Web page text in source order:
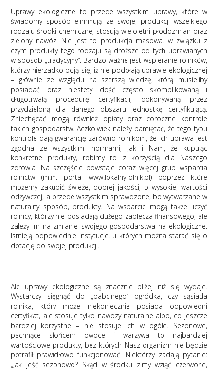
Uprawy ekologiczne to przede wszystkim uprawy, które w
świadomy sposób eliminują ze swojej produkcji wszelkiego
rodzaju środki chemiczne, stosują wieloletni płodozmian oraz
zielony nawóz. Nie jest to produkcja masowa, w związku z
czym produkty tego rodzaju są droższe od tych uprawianych
w sposób „tradycyjny”. Bardzo ważne jest wspieranie rolników,
którzy nierzadko boją się, iż nie podołają uprawie ekologicznej
– głównie ze względu na szerszą wiedzę, którą musieliby
posiadać oraz niestety dość często skomplikowaną i
długotrwałą procedurę certyfikacji, dokonywaną przez
przydzieloną dla danego obszaru jednostkę certyfikującą.
Zniechęcać mogą również opłaty oraz coroczne kontrole
takich gospodarstw. Aczkolwiek należy pamiętać, że tego typu
kontrole dają gwarancję zarówno rolnikom, że ich uprawa jest
zgodna ze wszystkimi normami, jak i Nam, że kupując
konkretne produkty, robimy to z korzyścią dla Naszego
zdrowia. Na szczęście powstaje coraz więcej grup wsparcia
rolnictw (m.in. portal www.lokalnyrolnik.pl) poprzez które
możemy zakupić świeże, dobrej jakości, o wysokiej wartości
odżywczej, a przede wszystkim sprawdzone, bo wytwarzane w
naturalny sposób, produkty. Na wsparcie mogą także liczyć
rolnicy, którzy nie posiadają dużego zaplecza finansowego, ale
zależy im na zmianie swojego gospodarstwa na ekologiczne.
Istnieją odpowiednie instytucje, u których można starać się o
dotację do swojej produkcji.
Ale uprawy ekologiczne są znacznie bliżej niż się wydaje.
Wystarczy sięgnąć do „babcinego” ogródka, czy sąsiada
rolnika, który może niekoniecznie posiada odpowiedni
certyfikat, ale stosuje tylko nawozy naturalne albo, co jeszcze
bardziej korzystne – nie stosuje ich w ogóle. Sezonowe,
pachnące słońcem owoce i warzywa to najbardziej
wartościowe produkty, bez których Nasz organizm nie będzie
potrafił prawidłowo funkcjonować. Niektórzy zadają pytanie:
„Jak jeść sezonowo? Skąd w środku zimy wziąć czerwone,